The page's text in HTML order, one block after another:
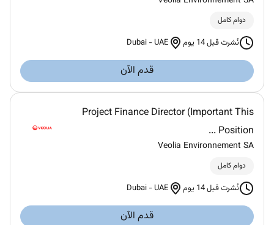
دوام كامل
نُشرت قبل 14 يوم Dubai -UAE
قدم الآن
Project Finance Director (Important This
Position ...
Veolia Environnement SA
دوام كامل
نُشرت قبل 14 يوم Dubai -UAE
قدم الآن